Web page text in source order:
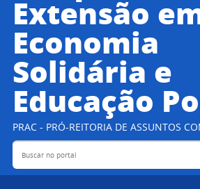
Extensão
Economia
Solidária e
Educação
PRAC - PRÓ-REITORIA DE ASSUNTOS
Buscar no portal